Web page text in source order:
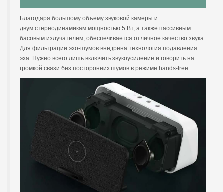
Благодаря большому объему звуковой камеры и
двум стереодинамикам мощностью 5 Вт, а также пассивным
басовым излучателем, обеспечивается отличное качество звука.
Для фильтрации эхо-шумов внедрена технология подавления
эха. Нужно всего лишь включить звукоусиление и говорить на
громкой связи без посторонних шумов в режиме hands-free.